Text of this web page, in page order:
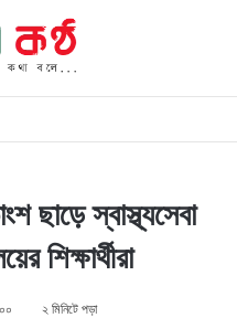
ছাড়ে স্বাস্থ্যসেবা
শিক্ষার্থীরা
২ মিনিটে পড়া